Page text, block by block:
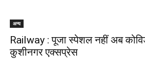
अन्य
Railway : पूजा स्पेशल नहीं अब
कुशीनगर एक्सप्रेस